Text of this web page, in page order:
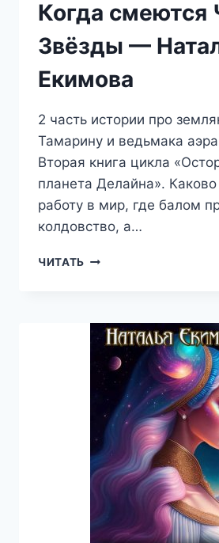
Когда смеются
Звёзды —
Екимова
2 часть истории про
Тамарину и ведьмака
Вторая книга цикла
планета Делайна». Каково
работу в мир, где балом
колдовство, а…
ЧИТАТЬ КОГДА
—
НАТАЛЬЯ
ЕКИМОВА